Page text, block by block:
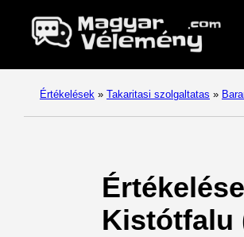
Értékelések » Takaritasi szolgaltatas »
Kistótfalu